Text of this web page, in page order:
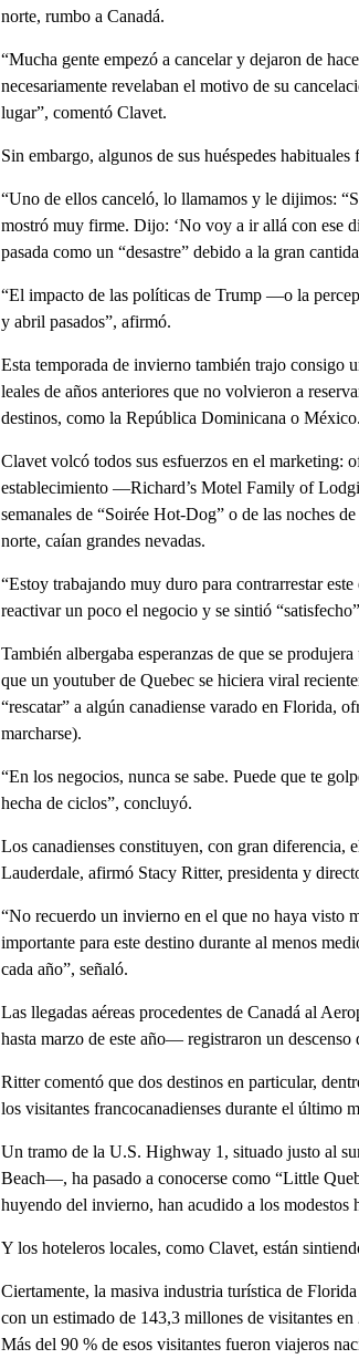
norte, rumbo a Canadá.
“Mucha gente empezó a cancelar y dejaron de
necesariamente revelaban el motivo de su
lugar”, comentó Clavet.
Sin embargo, algunos de sus huéspedes
“Uno de ellos canceló, lo llamamos y le dijimos:
mostró muy firme. Dijo: ‘No voy a ir allá con ese
pasada como un “desastre” debido a la gran
“El impacto de las políticas de Trump —o la
y abril pasados”, afirmó.
Esta temporada de invierno también trajo consigo
leales de años anteriores que no volvieron a
destinos, como la República Dominicana o México.
Clavet volcó todos sus esfuerzos en el marketing:
establecimiento —Richard’s Motel Family of
semanales de “Soirée Hot-Dog” o de las noches
norte, caían grandes nevadas.
“Estoy trabajando muy duro para contrarrestar
reactivar un poco el negocio y se sintió
También albergaba esperanzas de que se
que un youtuber de Quebec se hiciera viral
“rescatar” a algún canadiense varado en Florida,
marcharse).
“En los negocios, nunca se sabe. Puede que te
hecha de ciclos”, concluyó.
Los canadienses constituyen, con gran diferencia,
Lauderdale, afirmó Stacy Ritter, presidenta y
“No recuerdo un invierno en el que no haya visto
importante para este destino durante al menos
cada año”, señaló.
Las llegadas aéreas procedentes de Canadá al
hasta marzo de este año— registraron un
Ritter comentó que dos destinos en particular,
los visitantes francocanadienses durante el último
Un tramo de la U.S. Highway 1, situado justo al
Beach—, ha pasado a conocerse como “Little
huyendo del invierno, han acudido a los modestos
Y los hoteleros locales, como Clavet, están
Ciertamente, la masiva industria turística de
con un estimado de 143,3 millones de visitantes
Más del 90 % de esos visitantes fueron viajeros